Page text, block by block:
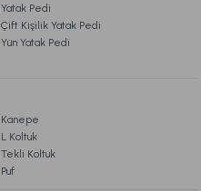
Yatak Pedi
Çift Kişilik Yatak Pedi
Yün Yatak Pedi
Kanepe
L Koltuk
Tekli Koltuk
Puf